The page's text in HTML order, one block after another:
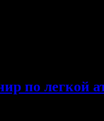
по легкой